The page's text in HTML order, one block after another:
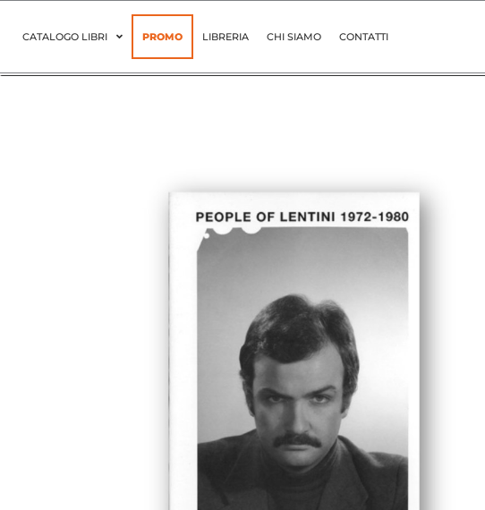
contenuto
CATALOGO LIBRI PROMO LIBRERIA CHI SIAMO CONTATTI